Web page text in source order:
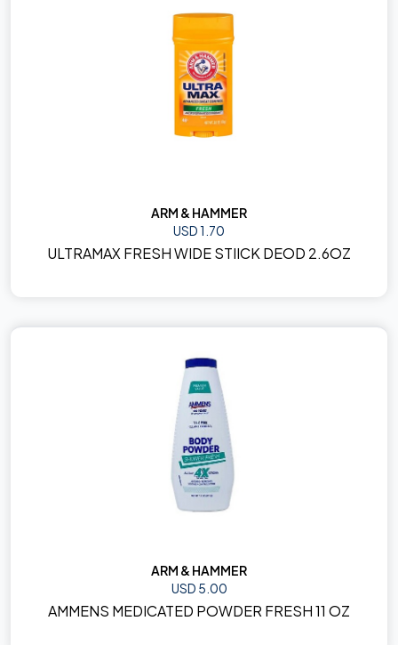
ARM & HAMMER
USD 1.70
ULTRAMAX FRESH WIDE STIICK DEOD 2.6OZ
ARM & HAMMER
USD 5.00
AMMENS MEDICATED POWDER FRESH 11 OZ